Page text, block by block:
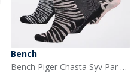
Bench
Bench Piger Chasta Syv Par Sokker Assorteret